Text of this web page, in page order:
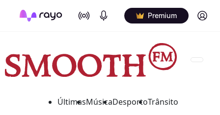
On Air Podcasts Premium Log in
ÚltimasMúsicaDesportoTrânsito